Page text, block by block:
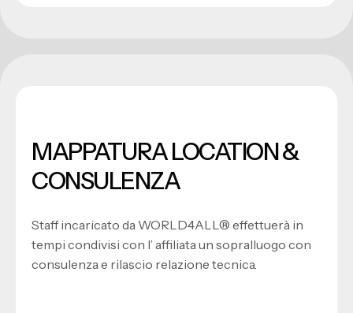
MAPPATURA LOCATION &
CONSULENZA
Staff incaricato da WORLD4ALL® effettuerà in
tempi condivisi con l’ affiliata un sopralluogo con
consulenza e rilascio relazione tecnica.